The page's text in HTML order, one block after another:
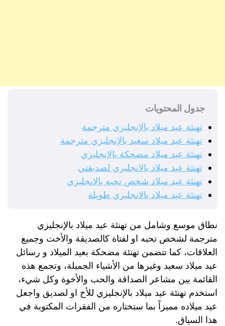
جدول المحتويات
تهنئة عيد ميلاد بالإنجليزي مترجمة
تهنئة عيد ميلاد سعيد بالإنجليزي مترجمة
تهنئة عيد ميلاد مضحكة بالإنجليزي
تهنئة عيد ميلاد بالانجليزي لصديقتي
تهنئة عيد ميلاد شخص تحبه بالانجليزي
تهنئة عيد ميلاد بالانجليزي طويلة
نطاق موسع وشامل من تهنئة عيد ميلاد بالإنجليزي
مترجمة لشخص تحبه او لفتاة كالصديقة والأخت وجميع
العلاقات، كما تتضمن تهنئة مضحكة بعيد الميلاد و رسائل
عيد ميلاد سعيد وغيرها من الأشياء الجميلة، وتجمع هذه
القائمة بين مشاعر الصداقة والحب والأخوة وكل شيء،
استخدم تهنئة عيد ميلاد بالإنجليزي للأخ او لصديق واجعل
عيد ميلاده مميزاً بما ستختاره من الفقرات المكتوبة في
هذا السياق.